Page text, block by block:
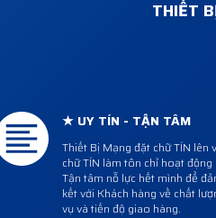
THIẾT
★ UY TÍN - TẬN TÂM
Thiết Bị Mạng đặt chữ TÍN lên
chữ TÍN làm tôn chỉ hoạt
Tận tâm nỗ lực hết mình để
kết với Khách hàng về chất
vụ và tiến độ giao hàng.